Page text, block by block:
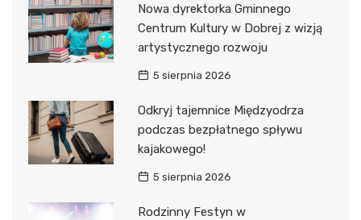
Nowa dyrektorka Gminnego
Centrum Kultury w Dobrej z wizją
artystycznego rozwoju
5 sierpnia 2026
Odkryj tajemnice Międzyodrza
podczas bezpłatnego spływu
kajakowego!
5 sierpnia 2026
Rodzinny Festyn w